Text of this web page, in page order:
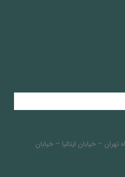
– خيابان ايتاليا – خيابان